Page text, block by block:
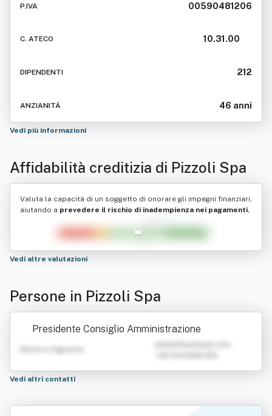
P.IVA 00590481206
C. ATECO 10.31.00
DIPENDENTI 212
ANZIANITÁ 46 anni
Vedi più informazioni
Affidabilità creditizia di Pizzoli Spa
Valuta la capacità di un soggetto di onorare gli impegni finanziari,
aiutando a prevedere il rischio di inadempienza nei pagamenti.
Vedi altre valutazioni
Persone in Pizzoli Spa
Presidente Consiglio Amministrazione
Nome e Cognome
Vedi altri contatti